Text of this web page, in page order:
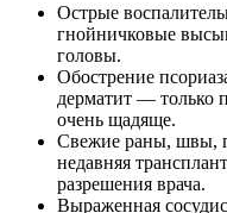
Острые
гнойничковые
головы.
Обострение
дерматит — только
очень щадяще.
Свежие раны, швы,
недавняя
разрешения врача.
Выраженная